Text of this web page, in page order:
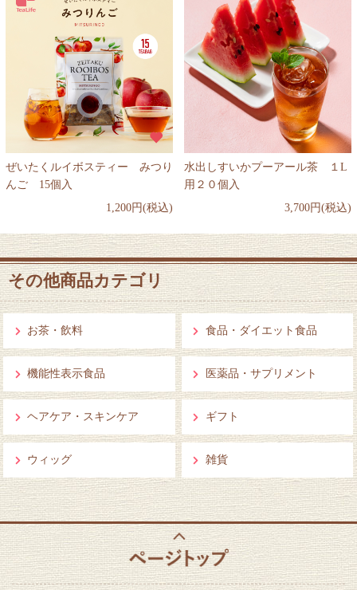
ぜいたくルイボスティー みつり
んご 15個入
1,200円(税込)
水出しすいかプーアール茶 １L
用２０個入
3,700円(税込)
その他商品カテゴリ
お茶・飲料 食品・ダイエット食品
機能性表示食品 医薬品・サプリメント
ヘアケア・スキンケア ギフト
ウィッグ 雑貨